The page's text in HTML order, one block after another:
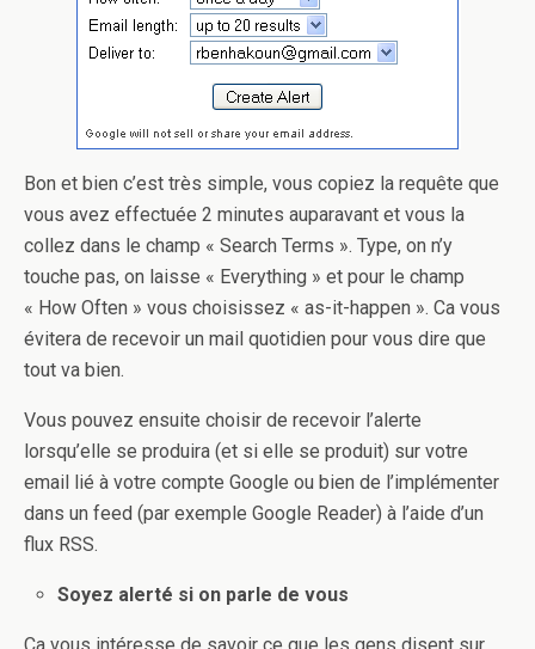
Bon et bien c’est très simple, vous copiez la requête que
vous avez effectuée 2 minutes auparavant et vous la
collez dans le champ « Search Terms ». Type, on n’y
touche pas, on laisse « Everything » et pour le champ
« How Often » vous choisissez « as-it-happen ». Ca vous
évitera de recevoir un mail quotidien pour vous dire que
tout va bien.
Vous pouvez ensuite choisir de recevoir l’alerte
lorsqu’elle se produira (et si elle se produit) sur votre
email lié à votre compte Google ou bien de l’implémenter
dans un feed (par exemple Google Reader) à l’aide d’un
flux RSS.
Soyez alerté si on parle de vous